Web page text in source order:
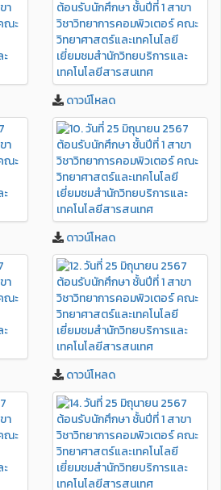
ดาวน์โหลด
ดาวน์โหลด
ดาวน์โหลด